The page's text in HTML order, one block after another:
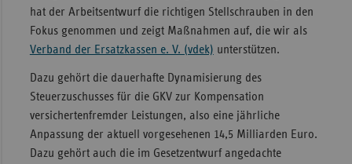
hat der Arbeitsentwurf die richtigen Stellschrauben in den
Fokus genommen und zeigt Maßnahmen auf, die wir als
Verband der Ersatzkassen e. V. (vdek) unterstützen.
Dazu gehört die dauerhafte Dynamisierung des
Steuerzuschusses für die GKV zur Kompensation
versichertenfremder Leistungen, also eine jährliche
Anpassung der aktuell vorgesehenen 14,5 Milliarden Euro.
Dazu gehört auch die im Gesetzentwurf angedachte